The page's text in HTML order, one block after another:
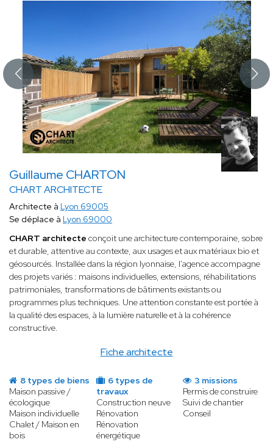
Guillaume CHARTON
CHART ARCHITECTE
Fiche architecte
Architecte à Lyon 69005
Se déplace à Lyon 69000
CHART architecte conçoit une architecture contemporaine, sobre
et durable, attentive au contexte, aux usages et aux matériaux bio et
géosourcés. Installée dans la région lyonnaise, l’agence accompagne
des projets variés : maisons individuelles, extensions, réhabilitations
patrimoniales, transformations de bâtiments existants ou
programmes plus techniques. Une attention constante est portée à
la qualité des espaces, à la lumière naturelle et à la cohérence
constructive.
8 types de biens
Maison passive /
écologique
Maison individuelle
Chalet / Maison en
bois
6 types de
travaux
Construction neuve
Rénovation
Rénovation
énergétique
3 missions
Permis de construire
Suivi de chantier
Conseil